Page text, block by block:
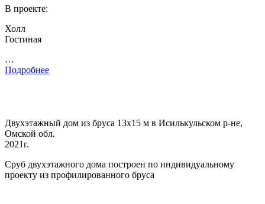
В проекте:
Холл
Гостиная
…
Подробнее
Двухэтажный дом из бруса 13х15 м в Исилькульском р-не,
Омской обл.
2021г.
Сруб двухэтажного дома построен по индивидуальному
проекту из профилированного бруса